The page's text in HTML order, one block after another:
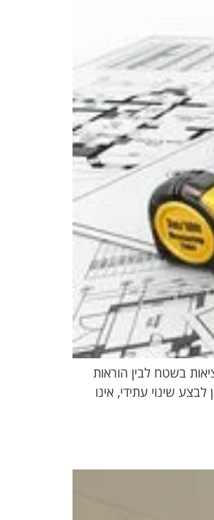
בשטח לבין הוראות
שינוי עתידי, אינו